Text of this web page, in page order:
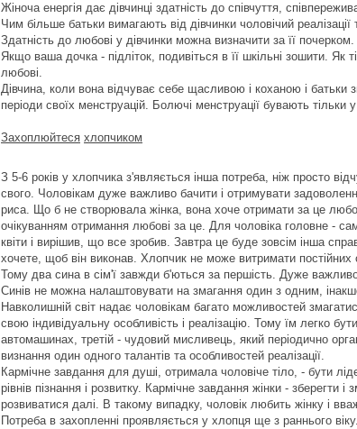
Жіноча енергія дає дівчинці здатність до співчуття,
Чим більше батьки вимагають від дівчинки чоловічий реалізації
Здатність до любові у дівчинки можна визначити за її
Якщо ваша дочка - підліток, подивіться в її шкільні зошити. Як
любові.
Дівчина, коли вона відчуває себе щасливою і коханою і батьки
періоди своїх менструацій. Болючі менструації бувають
Захоплюйтеся хлопчиком
З 5-6 років у хлопчика з'являється інша потреба, ніж просто
свого. Чоловікам дуже важливо бачити і отримувати
риса. Що б не створювала жінка, вона хоче отримати за це
очікуванням отримання любові за це. Для чоловіка головне -
квіти і вирішив, що все зробив. Завтра це буде зовсім інша
хочете, щоб він виконав. Хлопчик не може витримати постійних
Тому два сина в сім'ї завжди б'ються за першість. Дуже
Синів не можна налаштовувати на змагання один з одним,
Навколишній світ надає чоловікам багато можливостей
свою індивідуальну особливість і реалізацію. Тому їм легко
автомашинах, третій - чудовий мисливець, який періодично
визнання один одного талантів та особливостей реалізації.
Кармічне завдання для душі, отримала чоловіче тіло, - бути
рівнів пізнання і розвитку. Кармічне завдання жінки -
розвиватися далі. В такому випадку, чоловік любить жінку і
Потреба в захопленні проявляється у хлопця ще з раннього